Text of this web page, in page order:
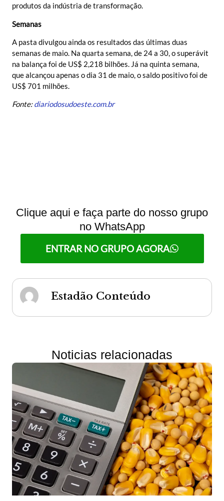
produtos da indústria de transformação.
Semanas
A pasta divulgou ainda os resultados das últimas duas
semanas de maio. Na quarta semana, de 24 a 30, o superávit
na balança foi de US$ 2,218 bilhões. Já na quinta semana,
que alcançou apenas o dia 31 de maio, o saldo positivo foi de
US$ 701 milhões.
Fonte:diariodosudoeste.com.br
Clique aqui e faça parte do nosso grupo
no WhatsApp
ENTRAR NO GRUPO AGORA
Estadão Conteúdo
Noticias relacionadas